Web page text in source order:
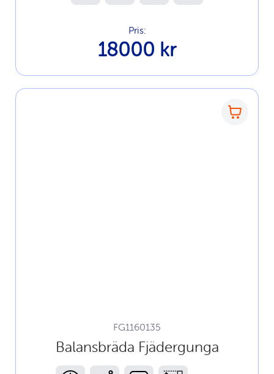
Pris:
18000 kr
FG1160135
Balansbräda Fjädergunga